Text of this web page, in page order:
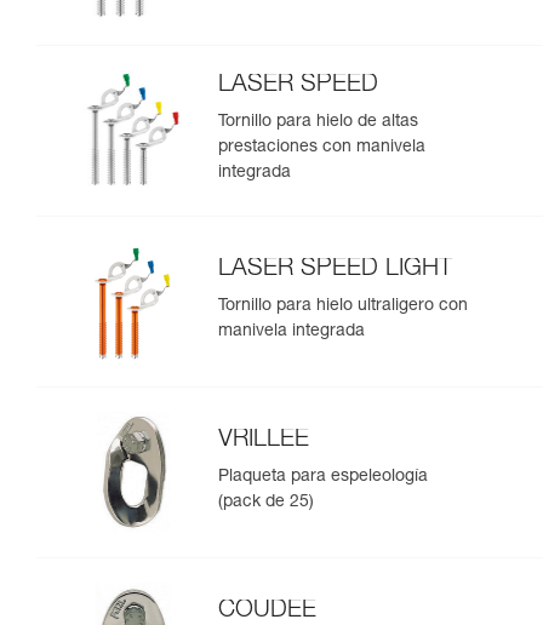
LASER SPEED
Tornillo para hielo de altas
prestaciones con manivela
integrada
LASER SPEED LIGHT
Tornillo para hielo ultraligero con
manivela integrada
VRILLEE
Plaqueta para espeleología
(pack de 25)
COUDEE